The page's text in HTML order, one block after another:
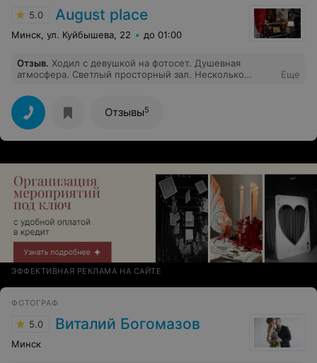
5.0 August place
Минск, ул. Куйбышева, 22 до 01:00
Отзыв. Ходил с девушкой на фотосет. Душевная
атмосфера. Светлый просторный зал. Несколько
хорошие впечатления а также классные фото!
Еще
Отзывы5
ЭФФЕКТИВНАЯ РЕКЛАМА НА САЙТЕ
ФОТОГРАФ
5.0 Виталий Богомазов
Минск